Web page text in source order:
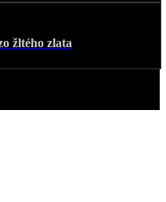
žltého zlata